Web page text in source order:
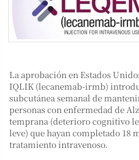
La aprobación en Estados
IQLIK (lecanemab-irmb)
subcutánea semanal de
personas con enfermedad de
temprana (deterioro cognitivo
leve) que hayan completado 18
tratamiento intravenoso.